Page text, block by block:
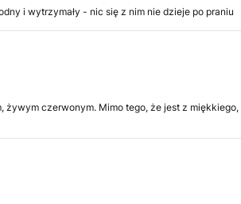
i wytrzymały - nic się z nim nie dzieje po praniu
czerwonym. Mimo tego, że jest z